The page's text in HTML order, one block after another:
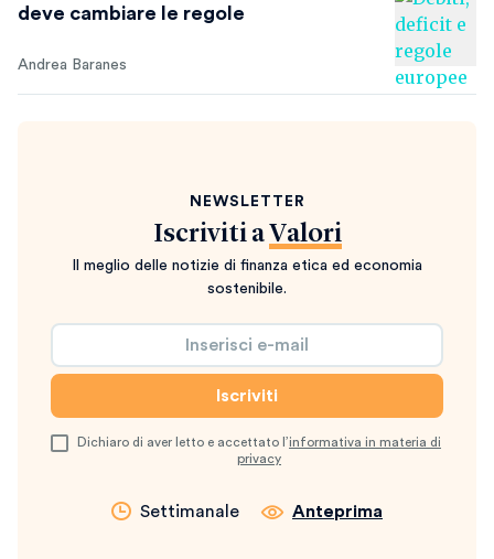
deve cambiare le regole
Andrea Baranes
NEWSLETTER
Iscriviti a Valori
Il meglio delle notizie di finanza etica ed economia
sostenibile.
Dichiaro di aver letto e accettato l’informativa in materia di
privacy
Settimanale Anteprima